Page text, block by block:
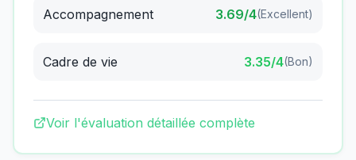
Accompagnement 3.69/4(Excellent)
Cadre de vie 3.35/4(Bon)
Voir l'évaluation détaillée complète